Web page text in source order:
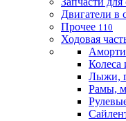
Двигатели в
Прочее 110
Ходовая
Колеса
Лыжи,
Рамы,